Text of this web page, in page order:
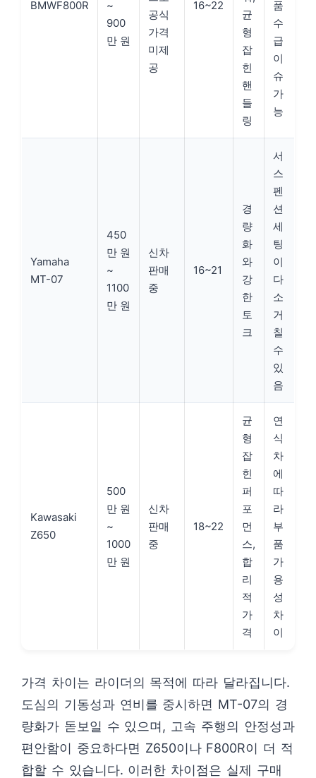
BMWF800R
~
900
만 원
공식
가격
미제
공
16~22
균
형
잡
힌
핸
들
링
품
수
급
이
슈
가
능
Yamaha
MT-07
450
만 원
~
1100
만 원
신차
판매
중
16~21
경
량
화
와
강
한
토
크
서
스
펜
션
세
팅
이
다
소
거
칠
수
있
음
Kawasaki
Z650
500
만 원
~
1000
만 원
신차
판매
중
18~22
균
형
잡
힌
퍼
포
먼
스,
합
리
적
가
격
연
식
차
에
따
라
부
품
가
용
성
차
이
가격 차이는 라이더의 목적에 따라 달라집니다.
도심의 기동성과 연비를 중시하면 MT-07의 경
량화가 돋보일 수 있으며, 고속 주행의 안정성과
편안함이 중요하다면 Z650이나 F800R이 더 적
합할 수 있습니다. 이러한 차이점은 실제 구매